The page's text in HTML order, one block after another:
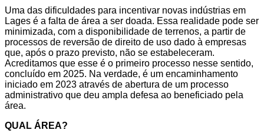
Uma das dificuldades para incentivar novas indústrias em
Lages é a falta de área a ser doada. Essa realidade pode ser
minimizada, com a disponibilidade de terrenos, a partir de
processos de reversão de direito de uso dado à empresas
que, após o prazo previsto, não se estabeleceram.
Acreditamos que esse é o primeiro processo nesse sentido,
concluído em 2025. Na verdade, é um encaminhamento
iniciado em 2023 através de abertura de um processo
administrativo que deu ampla defesa ao beneficiado pela
área.
QUAL ÁREA?